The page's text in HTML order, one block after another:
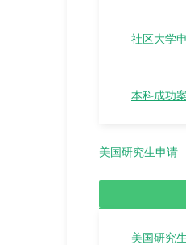
社区大学
本科成功
美国研究生申请
美国研究